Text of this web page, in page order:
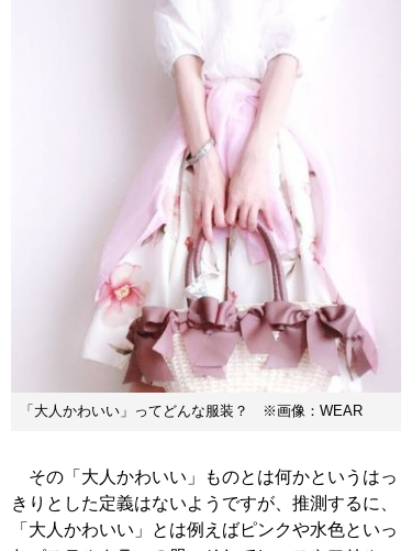
「大人かわいい」ってどんな服装？ ※画像：WEAR
その「大人かわいい」ものとは何かというはっ
きりとした定義はないようですが、推測するに、
「大人かわいい」とは例えばピンクや水色といっ